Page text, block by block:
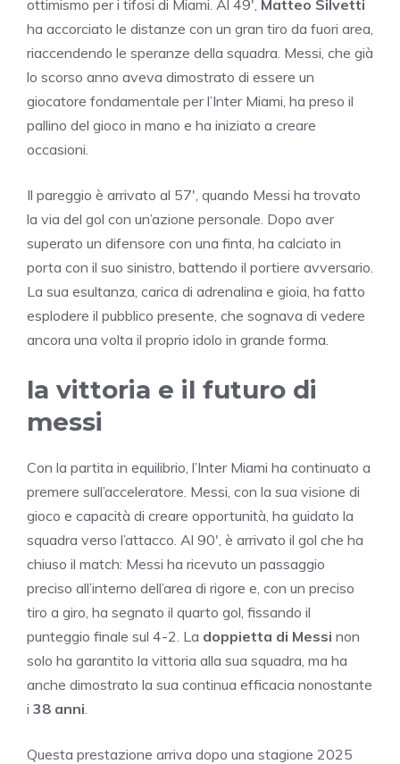
ottimismo per i tifosi di Miami. Al 49′, Matteo Silvetti
ha accorciato le distanze con un gran tiro da fuori area,
riaccendendo le speranze della squadra. Messi, che già
lo scorso anno aveva dimostrato di essere un
giocatore fondamentale per l’Inter Miami, ha preso il
pallino del gioco in mano e ha iniziato a creare
occasioni.
Il pareggio è arrivato al 57′, quando Messi ha trovato
la via del gol con un’azione personale. Dopo aver
superato un difensore con una finta, ha calciato in
porta con il suo sinistro, battendo il portiere avversario.
La sua esultanza, carica di adrenalina e gioia, ha fatto
esplodere il pubblico presente, che sognava di vedere
ancora una volta il proprio idolo in grande forma.
la vittoria e il futuro di
messi
Con la partita in equilibrio, l’Inter Miami ha continuato a
premere sull’acceleratore. Messi, con la sua visione di
gioco e capacità di creare opportunità, ha guidato la
squadra verso l’attacco. Al 90′, è arrivato il gol che ha
chiuso il match: Messi ha ricevuto un passaggio
preciso all’interno dell’area di rigore e, con un preciso
tiro a giro, ha segnato il quarto gol, fissando il
punteggio finale sul 4-2. La doppietta di Messi non
solo ha garantito la vittoria alla sua squadra, ma ha
anche dimostrato la sua continua efficacia nonostante
i 38 anni
Questa prestazione arriva dopo una stagione 2025